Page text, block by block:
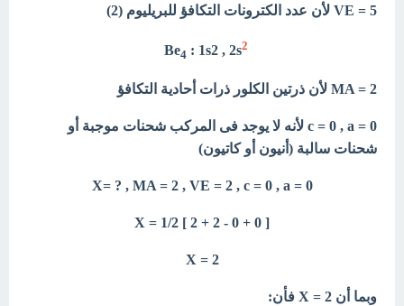
VE = 5 لأن عدد الكترونات التكافؤ للبريليوم (2)
Be4 : 1s2 , 2s2
MA = 2 لأن ذرتين الكلور ذرات أحادية التكافؤ
c = 0 , a = 0 لأنه لا يوجد فى المركب شحنات موجبة أو
شحنات سالبة (أنيون أو كاتيون)
X= ? , MA = 2 , VE = 2 , c = 0 , a = 0
[ X = 1/2 [ 2 + 2 - 0 + 0
X = 2
وبما أن X = 2 فأن: